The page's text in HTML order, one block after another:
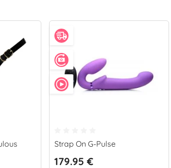
Strap On G-Pulse
179.95 €